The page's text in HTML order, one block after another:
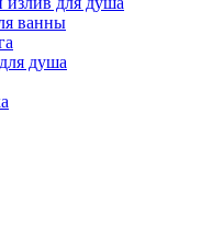
ванны
душа